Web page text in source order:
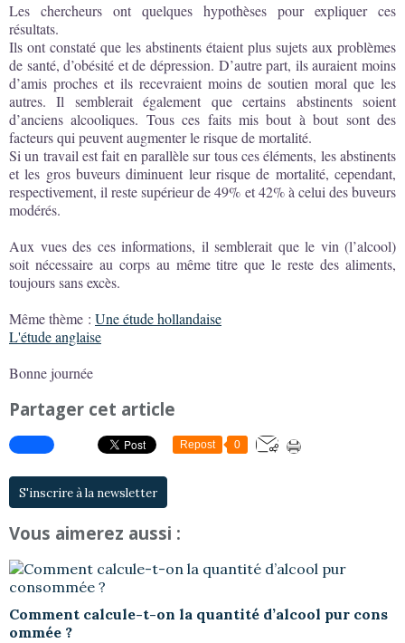
Les chercheurs ont quelques hypothèses pour expliquer ces
résultats.
Ils ont constaté que les abstinents étaient plus sujets aux problèmes
de santé, d’obésité et de dépression. D’autre part, ils auraient moins
d’amis proches et ils recevraient moins de soutien moral que les
autres. Il semblerait également que certains abstinents soient
d’anciens alcooliques. Tous ces faits mis bout à bout sont des
facteurs qui peuvent augmenter le risque de mortalité.
Si un travail est fait en parallèle sur tous ces éléments, les abstinents
et les gros buveurs diminuent leur risque de mortalité, cependant,
respectivement, il reste supérieur de 49% et 42% à celui des buveurs
modérés.
Aux vues des ces informations, il semblerait que le vin (l’alcool)
soit nécessaire au corps au même titre que le reste des aliments,
toujours sans excès.
Même thème : Une étude hollandaise
L'étude anglaise
Bonne journée
Partager cet article
Repost 0
S'inscrire à la newsletter
Vous aimerez aussi :
Comment calcule-t-on la quantité d’alcool pur cons
ommée ?